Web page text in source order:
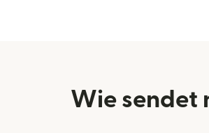
Wie sendet